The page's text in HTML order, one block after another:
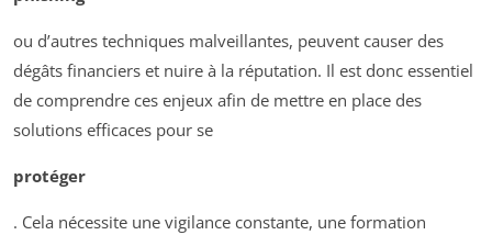
ou d’autres techniques malveillantes, peuvent causer des
dégâts financiers et nuire à la réputation. Il est donc essentiel
de comprendre ces enjeux afin de mettre en place des
solutions efficaces pour se
protéger
. Cela nécessite une vigilance constante, une formation